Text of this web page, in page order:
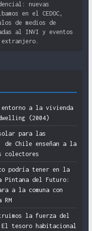
nuevas
en el CEDOC,
de medios de
al INVI y eventos
a la vivienda
(2004)
para las
de Chile enseñan a la
colectores
podría tener en la
Pintana del Futuro:
a la comuna con
la fuerza del
tesoro habitacional